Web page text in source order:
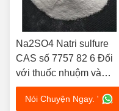
Na2SO4 Natri sulfure
CAS số 7757 82 6 Đối
với thuốc nhuộm và
dược phẩm
Nói Chuyện Ngay. '